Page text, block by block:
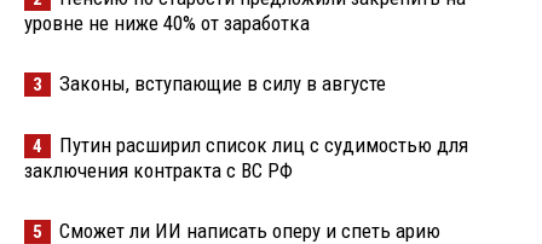
уровне не ниже 40% от заработка
3 Законы, вступающие в силу в августе
4
Путин расширил список лиц с судимостью для
заключения контракта с ВС РФ
5 Сможет ли ИИ написать оперу и спеть арию